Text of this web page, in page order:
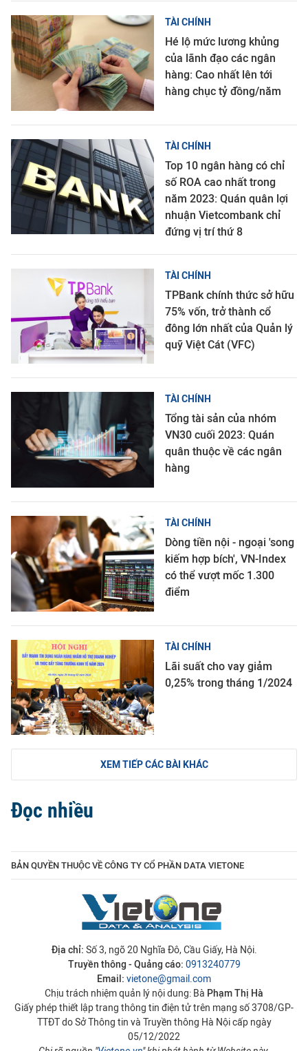
TÀI CHÍNH
Hé lộ mức lương khủng
của lãnh đạo các ngân
hàng: Cao nhất lên tới
hàng chục tỷ đồng/năm
TÀI CHÍNH
Top 10 ngân hàng có chỉ
số ROA cao nhất trong
năm 2023: Quán quân lợi
nhuận Vietcombank chỉ
đứng vị trí thứ 8
TÀI CHÍNH
TPBank chính thức sở hữu
75% vốn, trở thành cổ
đông lớn nhất của Quản lý
quỹ Việt Cát (VFC)
TÀI CHÍNH
Tổng tài sản của nhóm
VN30 cuối 2023: Quán
quân thuộc về các ngân
hàng
TÀI CHÍNH
Dòng tiền nội - ngoại 'song
kiếm hợp bích', VN-Index
có thể vượt mốc 1.300
điểm
TÀI CHÍNH
Lãi suất cho vay giảm
0,25% trong tháng 1/2024
XEM TIẾP CÁC BÀI KHÁC
Đọc nhiều
BẢN QUYỀN THUỘC VỀ CÔNG TY CỔ PHẦN DATA VIETONE
Địa chỉ: Số 3, ngõ 20 Nghĩa Đô, Cầu Giấy, Hà Nội.
Truyền thông - Quảng cáo: 0913240779
Email: vietone@gmail.com
Chịu trách nhiệm quản lý nội dung: Bà Phạm Thị Hà
Giấy phép thiết lập trang thông tin điện tử trên mạng số 3708/GP-
TTĐT do Sở Thông tin và Truyền thông Hà Nội cấp ngày
05/12/2022